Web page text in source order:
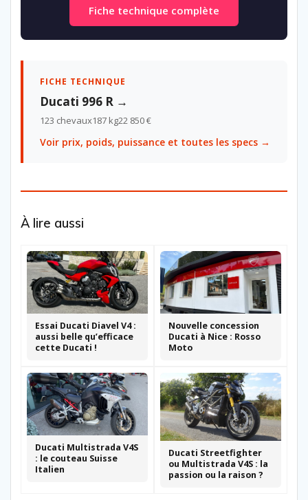
Fiche technique complète
FICHE TECHNIQUE
Ducati 996 R →
123 chevaux187 kg22 850 €
Voir prix, poids, puissance et toutes les specs →
À lire aussi
Essai Ducati Diavel V4 :
aussi belle qu’efficace
cette Ducati !
Nouvelle concession
Ducati à Nice : Rosso
Moto
Ducati Multistrada V4S
: le couteau Suisse
Italien
Ducati Streetfighter
ou Multistrada V4S : la
passion ou la raison ?